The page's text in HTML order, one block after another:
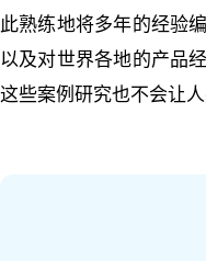
此熟练地将多年的经验
以及对世界各地的产品
这些案例研究也不会让